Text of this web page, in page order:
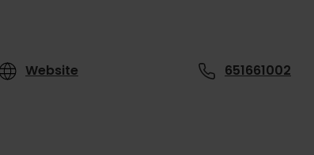
Website 651661002